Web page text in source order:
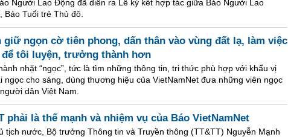
Người Lao Động đã diễn ra Lễ ký kết hợp tác giữa Báo Người Lao
Tuổi trẻ Thủ đô.
giữ ngọn cờ tiên phong, dấn thân vào vùng đất lạ, làm việc
tôi luyện, trưởng thành hơn
nhặt “ngọc”, tức là tìm những thông tin, tri thức phù hợp với khẩu vị
ngọc cho sáng, dùng thương hiệu của VietNamNet đưa những viên ngọc
dân Việt Nam.
phải là thế mạnh và nhiệm vụ của Báo VietNamNet
tịch nước, Bộ trưởng Thông tin và Truyền thông (TT&TT) Nguyễn Mạnh